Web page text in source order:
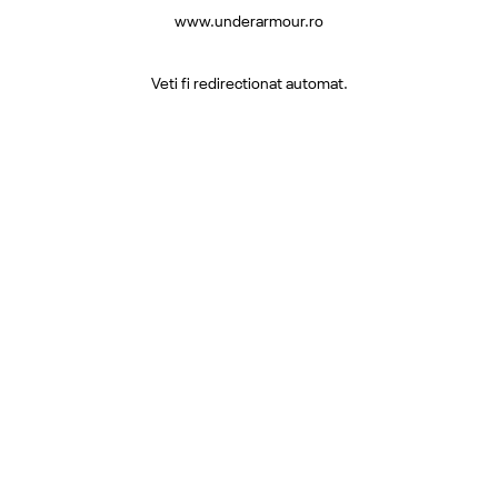
www.underarmour.ro
Veti fi redirectionat automat.